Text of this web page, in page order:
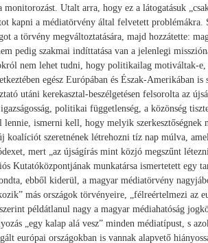
Utalt arra, hogy ez a látogatásuk
kapni a médiatörvény által felvetett problémákra.
a törvény megváltoztatására, majd hozzátette:
pedig szakmai indíttatása van a jelenlegi
nem lehet tudni, hogy politikailag motiváltak-e,
egész Európában és Észak-Amerikában is
utáni kerekasztal-beszélgetésen felsorolta az
politikai függetlenség, a közönség
lennie, ismerni kell, hogy melyik szerkesztőségnek
koalíciót szeretnének létrehozni tíz nap múlva,
mert „az újságírás mint közjó megszűnt
Kutatóközpontjának munkatársa ismertetett egy
ebből kiderül, a magyar médiatörvény
más országok törvényeire, „félreértelmezi az
példátlanul nagy a magyar médiahatóság
„egy kalap alá vesz” minden médiatípust, s
európai országokban is vannak alapvető